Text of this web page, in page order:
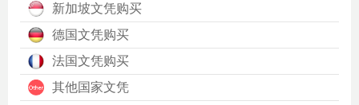
新加坡文凭购买
德国文凭购买
法国文凭购买
其他国家文凭